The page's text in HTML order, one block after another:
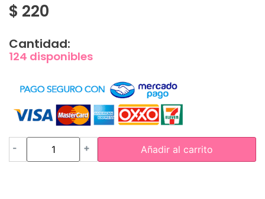
$ 220
Cantidad:
124 disponibles
- + Añadir al carrito